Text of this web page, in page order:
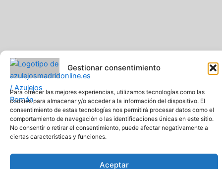
Gestionar consentimiento
Para ofrecer las mejores experiencias, utilizamos tecnologías como las
cookies para almacenar y/o acceder a la información del dispositivo. El
consentimiento de estas tecnologías nos permitirá procesar datos como el
comportamiento de navegación o las identificaciones únicas en este sitio.
No consentir o retirar el consentimiento, puede afectar negativamente a
ciertas características y funciones.
Aceptar
Pavimentos y Azulejos Román S.L.. Todos los derechos
reservados
Web creada y diseñada por Pavimentos y Azulejos Román S.L
Comprar azulejos online baratos y de calidad